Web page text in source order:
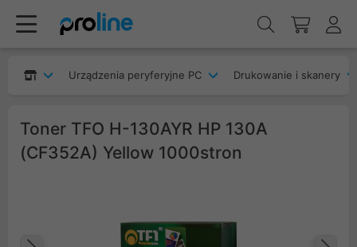
Urządzenia peryferyjne PC Drukowanie i skanery
Toner TFO H-130AYR HP 130A
(CF352A) Yellow 1000stron